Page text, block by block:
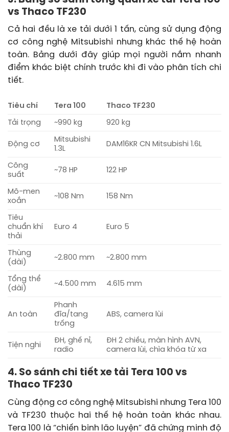
vs Thaco TF230
Cả hai đều là xe tải dưới 1 tấn, cùng sử dụng động
cơ công nghệ Mitsubishi nhưng khác thế hệ hoàn
toàn. Bảng dưới đây giúp mọi người nắm nhanh
điểm khác biệt chính trước khi đi vào phân tích chi
tiết.
Tiêu chí Tera 100 Thaco TF230
Tải trọng ~990 kg 920 kg
Động cơ
Mitsubishi
1.3L
DAM16KR CN Mitsubishi 1.6L
Công
suất
~78 HP 122 HP
Mô-men
xoắn
~108 Nm 158 Nm
Tiêu
chuẩn khí
thải
Euro 4 Euro 5
Thùng
(dài)
~2.800 mm ~2.800 mm
Tổng thể
(dài)
~4.500 mm 4.615 mm
An toàn
Phanh
đĩa/tang
trống
ABS, camera lùi
Tiện nghi
ĐH, ghế nỉ,
radio
ĐH 2 chiều, màn hình AVN,
camera lùi, chìa khóa từ xa
4. So sánh chi tiết xe tải Tera 100 vs
Thaco TF230
Cùng động cơ công nghệ Mitsubishi nhưng Tera 100
và TF230 thuộc hai thế hệ hoàn toàn khác nhau.
Tera 100 là “chiến binh lão luyện” đã chứng minh độ